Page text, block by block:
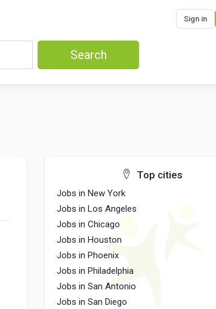
Sign in
Search
Top cities
Jobs in New York
Jobs in Los Angeles
Jobs in Chicago
Jobs in Houston
Jobs in Phoenix
Jobs in Philadelphia
Jobs in San Antonio
Jobs in San Diego